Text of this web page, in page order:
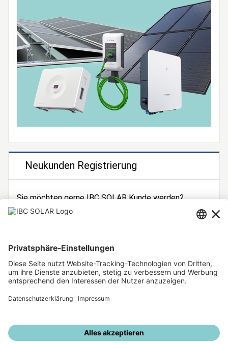
Neukunden Registrierung
Sie möchten gerne IBC SOLAR Kunde werden?
Dann registrieren Sie sich jetzt!
Unsere weiteren Angebote
IBC SOLAR Webseite